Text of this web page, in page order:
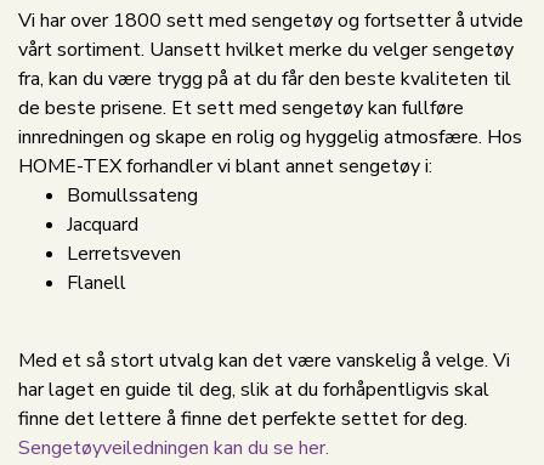
Vi har over 1800 sett med sengetøy og fortsetter å utvide
vårt sortiment. Uansett hvilket merke du velger sengetøy
fra, kan du være trygg på at du får den beste kvaliteten til
de beste prisene. Et sett med sengetøy kan fullføre
innredningen og skape en rolig og hyggelig atmosfære. Hos
HOME-TEX forhandler vi blant annet sengetøy i:
Bomullssateng
Jacquard
Lerretsveven
Flanell
Med et så stort utvalg kan det være vanskelig å velge. Vi
har laget en guide til deg, slik at du forhåpentligvis skal
finne det lettere å finne det perfekte settet for deg.
Sengetøyveiledningen kan du se her.